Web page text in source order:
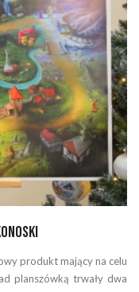
produkt mający na celu
planszówką trwały dwa